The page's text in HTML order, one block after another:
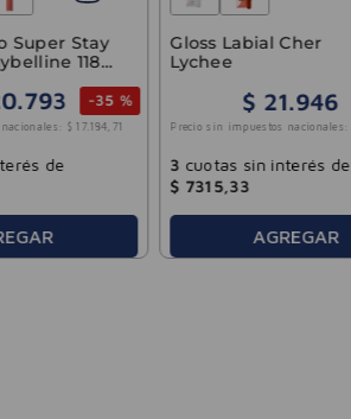
118
.793 -35 %
$ 17 184 71
de
Gloss Labial Cher
Lychee
$ 21.946
Precio sin impuestos nacionales:
3 cuotas sin interés de
$ 7315, 33
AGREGAR